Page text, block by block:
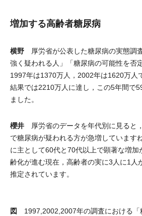
増加する高齢者糖尿病
横野 厚労省が公表した糖尿病の実態調
強く疑われる人」「糖尿病の可能性を否
1997年は1370万人，2002年は1620万人
結果では2210万人に達し，この5年間で
ました。
櫻井 厚労省のデータを年代別に見ると
で糖尿病が疑われる方が急増しています
に主として60代と70代以上で顕著な増加
齢化が進む現在，高齢者の実に3人に1人
推定されています。
図 1997,2002,2007年の調査における「